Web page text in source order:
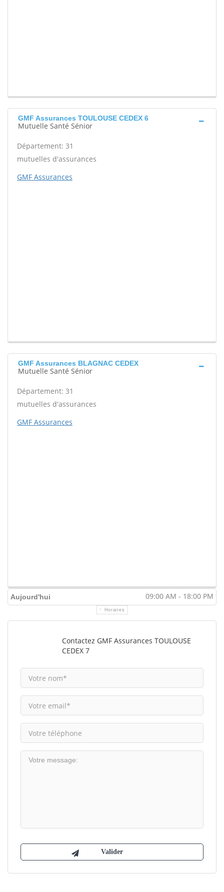
GMF Assurances TOULOUSE CEDEX 6
Mutuelle Santé Sénior
Département: 31
mutuelles d'assurances
GMF Assurances
GMF Assurances BLAGNAC CEDEX
Mutuelle Santé Sénior
Département: 31
mutuelles d'assurances
GMF Assurances
Aujourd'hui 09:00 AM - 18:00 PM
Horaires
Contactez GMF Assurances TOULOUSE
CEDEX 7